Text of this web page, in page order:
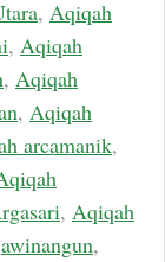
, Aqiqah
, Aqiqah
, Aqiqah
, Aqiqah
arcamanik,
, Aqiqah
,